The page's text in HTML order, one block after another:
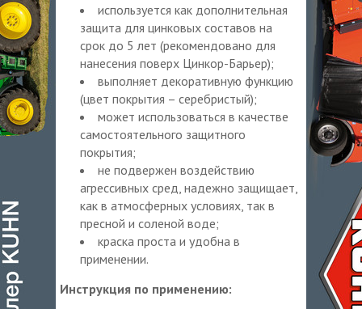
используется как дополнительная
защита для цинковых составов на
срок до 5 лет (рекомендовано для
нанесения поверх Цинкор-Барьер);
выполняет декоративную функцию
(цвет покрытия – серебристый);
может использоваться в качестве
самостоятельного защитного
покрытия;
не подвержен воздействию
агрессивных сред, надежно защищает,
как в атмосферных условиях, так в
пресной и соленой воде;
краска проста и удобна в
применении.
Инструкция по применению: